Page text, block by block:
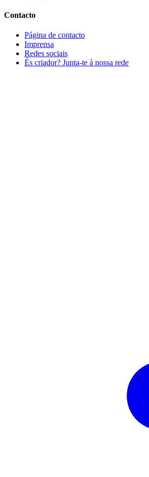
Contacto
Página de contacto
Imprensa
Redes sociais
És criador? Junta-te à nossa rede